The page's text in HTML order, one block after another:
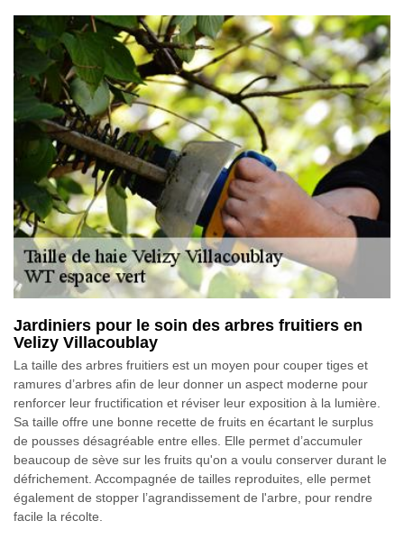
Jardiniers pour le soin des arbres fruitiers en
Velizy Villacoublay
La taille des arbres fruitiers est un moyen pour couper tiges et
ramures d’arbres afin de leur donner un aspect moderne pour
renforcer leur fructification et réviser leur exposition à la lumière.
Sa taille offre une bonne recette de fruits en écartant le surplus
de pousses désagréable entre elles. Elle permet d’accumuler
beaucoup de sève sur les fruits qu'on a voulu conserver durant le
défrichement. Accompagnée de tailles reproduites, elle permet
également de stopper l’agrandissement de l'arbre, pour rendre
facile la récolte.